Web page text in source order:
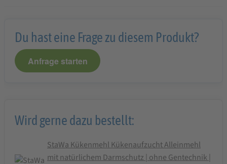
Du hast eine Frage zu diesem Produkt?
Anfrage starten
Wird gerne dazu bestellt:
StaWa Kükenmehl Kükenaufzucht Alleinmehl
mit natürlichem Darmschutz | ohne Gentechnik |